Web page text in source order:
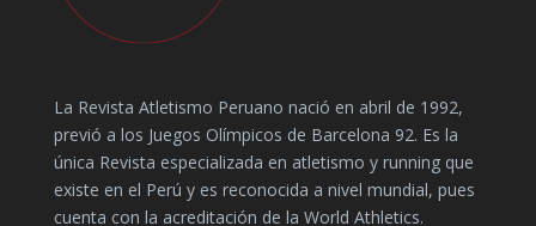
La Revista Atletismo Peruano nació en abril de 1992,
previó a los Juegos Olímpicos de Barcelona 92. Es la
única Revista especializada en atletismo y running que
existe en el Perú y es reconocida a nivel mundial, pues
cuenta con la acreditación de la World Athletics.